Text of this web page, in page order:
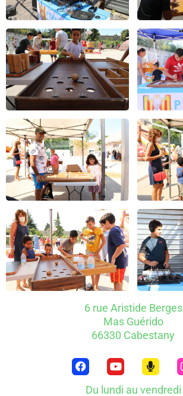
6 rue Aristide Berges
Mas Guérido
66330 Cabestany
Du lundi au vendredi